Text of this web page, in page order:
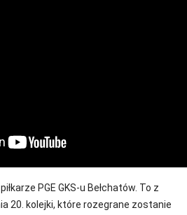
PGE GKS-u Bełchatów. To z
20. kolejki, które rozegrane zostanie